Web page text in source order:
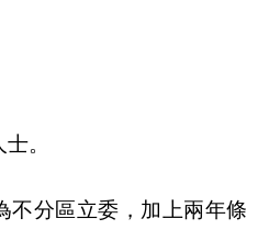
。
不分區立委，加上兩年條